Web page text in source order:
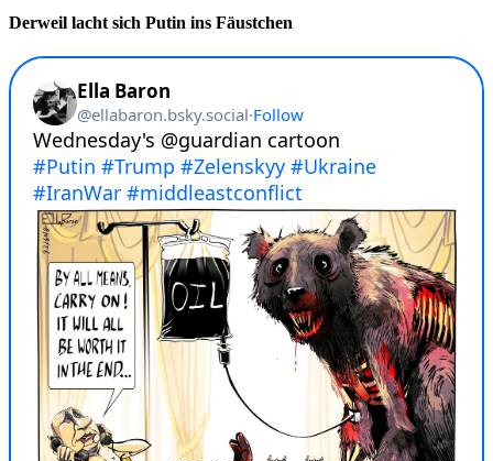
Derweil lacht sich Putin ins Fäustchen